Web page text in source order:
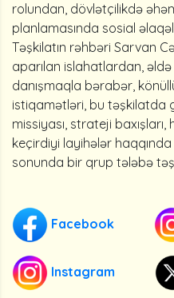
rolundan, dövlətçilikdə
planlamasında sosial
Təşkilatın rəhbəri Sarvan
aparılan islahatlardan,
danışmaqla bərabər,
istiqamətləri, bu təşkilatda
missiyası, strateji
keçirdiyi layihələr
sonunda bir qrup tələbə
Facebook
Instagram